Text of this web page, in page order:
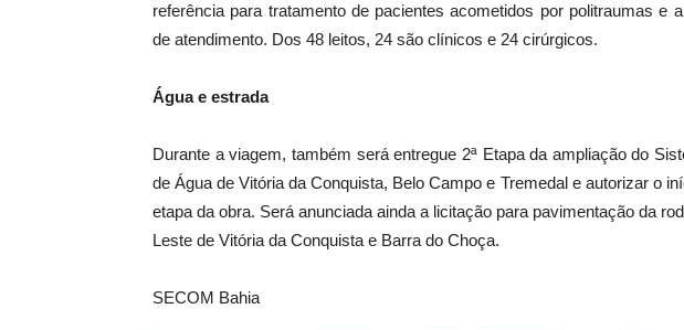
referência para tratamento de pacientes acometidos por politraumas e
de atendimento. Dos 48 leitos, 24 são clínicos e 24 cirúrgicos.
Água e estrada
Durante a viagem, também será entregue 2ª Etapa da ampliação do
de Água de Vitória da Conquista, Belo Campo e Tremedal e autorizar o
etapa da obra. Será anunciada ainda a licitação para pavimentação da
Leste de Vitória da Conquista e Barra do Choça.
SECOM Bahia